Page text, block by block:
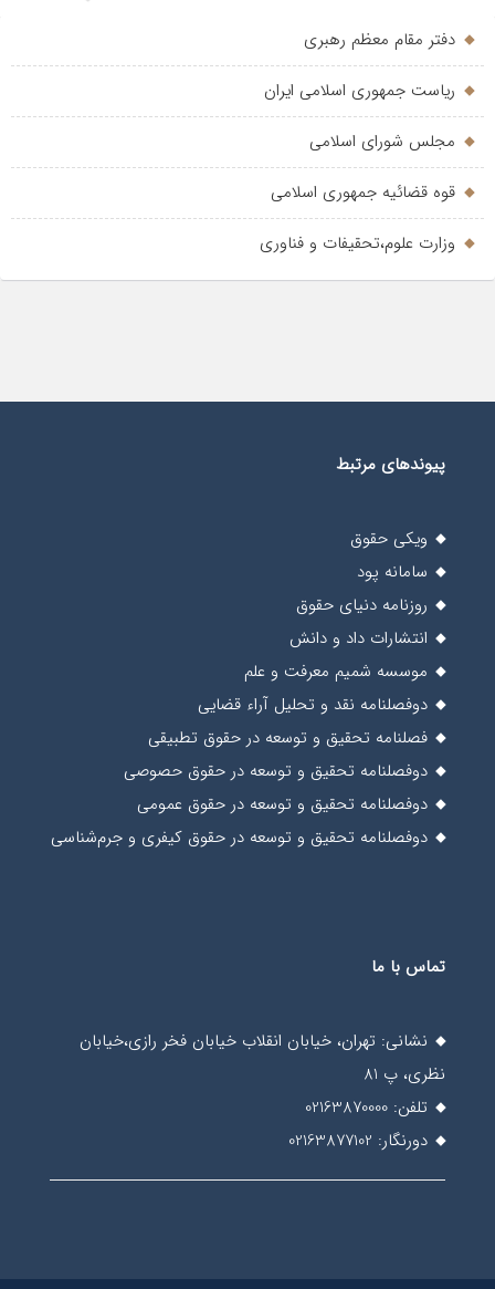
دفتر مقام معظم رهبری
ریاست جمهوری اسلامی ایران
مجلس شورای اسلامی
قوه قضائیه جمهوری اسلامی
وزارت علوم،تحقیفات و فناوری
پیوندهای مرتبط
ویکی حقوق
سامانه پود
روزنامه دنیای حقوق
انتشارات داد و دانش
موسسه شمیم معرفت و علم
دوفصلنامه نقد و تحلیل آراء قضایی
فصلنامه تحقیق و توسعه در حقوق تطبیقی
دوفصلنامه تحقیق و توسعه در حقوق حصوصی
دوفصلنامه تحقیق و توسعه در حقوق عمومی
دوفصلنامه تحقیق و توسعه در حقوق کیفری و جرم‌شناسی
تماس با ما
نشانی: تهران، خیابان انقلاب خیابان فخر رازی،خیابان
نظری، پ 81
تلفن: 02163870000
دورنگار: 02163877102